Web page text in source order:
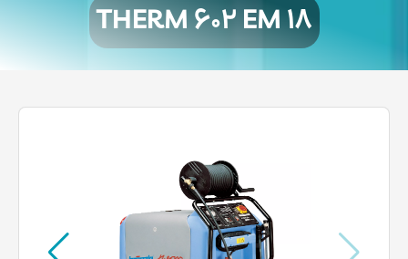
THERM 602 EM 18